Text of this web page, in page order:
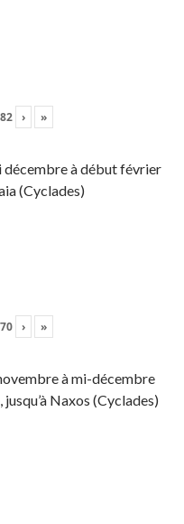
82 › »
décembre à début février
(Cyclades)
70 › »
à mi-décembre
Naxos (Cyclades)